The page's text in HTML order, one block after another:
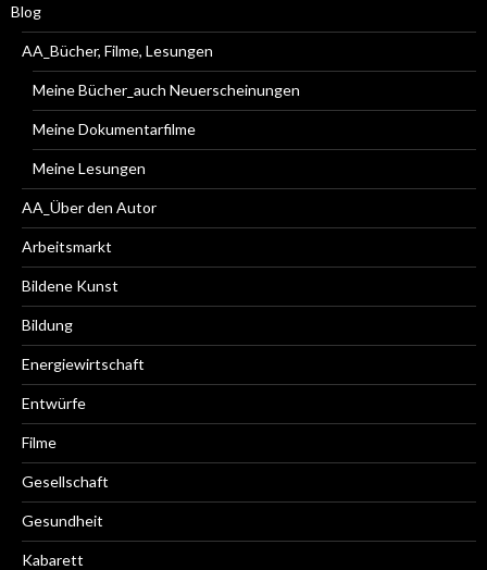
Blog
AA_Bücher, Filme, Lesungen
Meine Bücher_auch Neuerscheinungen
Meine Dokumentarfilme
Meine Lesungen
AA_Über den Autor
Arbeitsmarkt
Bildene Kunst
Bildung
Energiewirtschaft
Entwürfe
Filme
Gesellschaft
Gesundheit
Kabarett